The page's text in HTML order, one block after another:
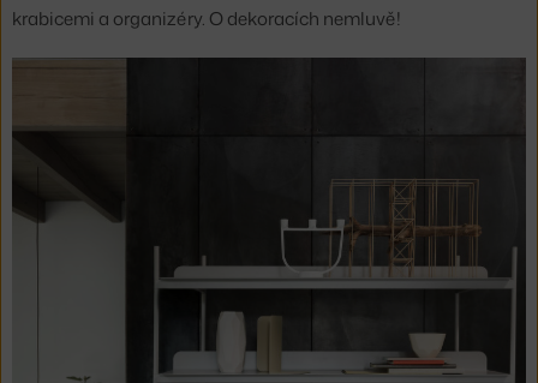
krabicemi a organizéry. O dekoracích nemluvě!